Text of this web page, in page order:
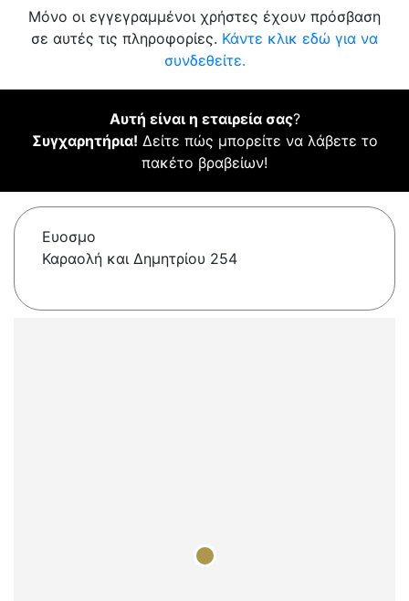
Μόνο οι εγγεγραμμένοι χρήστες έχουν πρόσβαση
σε αυτές τις πληροφορίες. Κάντε κλικ εδώ για να
συνδεθείτε.
Αυτή είναι η εταιρεία σας?
Συγχαρητήρια! Δείτε πώς μπορείτε να λάβετε το
πακέτο βραβείων!
Ευοσμο
Καραολή και Δημητρίου 254